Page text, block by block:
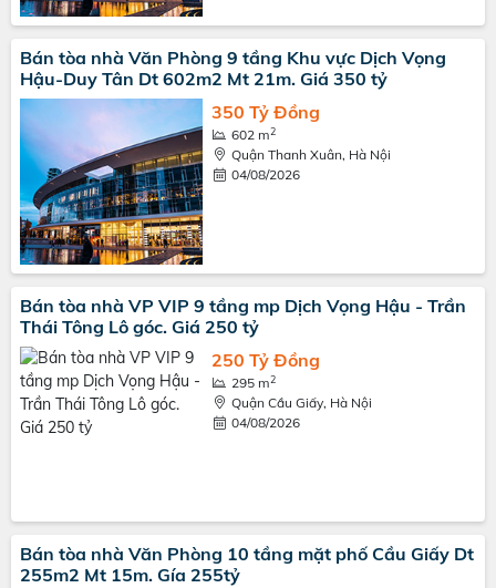
Bán tòa nhà Văn Phòng 9 tầng Khu vực Dịch Vọng
Hậu-Duy Tân Dt 602m2 Mt 21m. Giá 350 tỷ
350 Tỷ Đồng
602 m2
Quận Thanh Xuân, Hà Nội
04/08/2026
Bán tòa nhà VP VIP 9 tầng mp Dịch Vọng Hậu - Trần
Thái Tông Lô góc. Giá 250 tỷ
250 Tỷ Đồng
295 m2
Quận Cầu Giấy, Hà Nội
04/08/2026
Bán tòa nhà Văn Phòng 10 tầng mặt phố Cầu Giấy Dt
255m2 Mt 15m. Gía 255tỷ